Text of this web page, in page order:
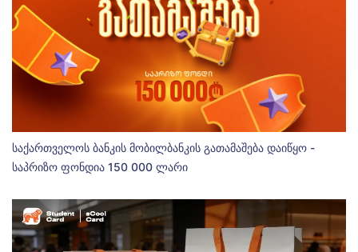
საქართველოს ბანკის მობილბანკის გათამაშება დაიწყო -
საპრიზო ფონდია 150 000 ლარი